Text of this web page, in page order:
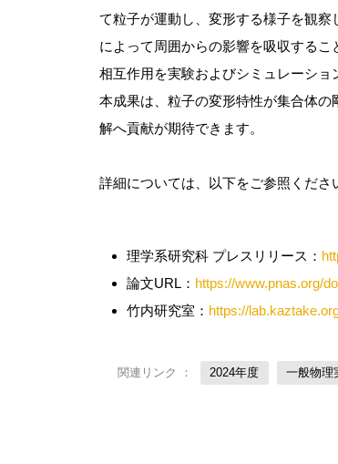
て粒子が運動し、変形する様子を観
によって周囲からの影響を吸収する
相互作用を実験およびシミュレーショ
本成果は、粒子の変形特性が集合体
解へ貢献が期待できます。
詳細については、以下をご参照くださ
理学系研究科 プレスリリース：
論文URL： https://www.pnas.org/
竹内研究室： https://
関連リンク ： 2024年度 一般物理